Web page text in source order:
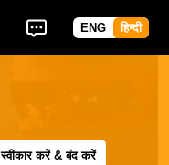
ENG हिन्दी
स्वीकार करें & बंद करें